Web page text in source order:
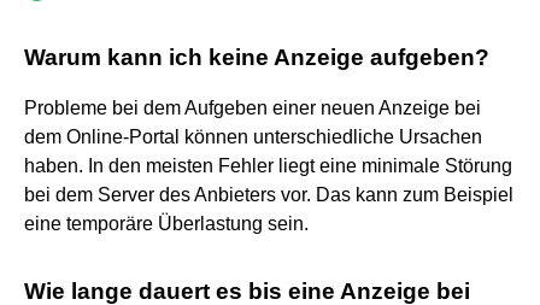
Warum kann ich keine Anzeige aufgeben?
Probleme bei dem Aufgeben einer neuen Anzeige bei
dem Online-Portal können unterschiedliche Ursachen
haben. In den meisten Fehler liegt eine minimale Störung
bei dem Server des Anbieters vor. Das kann zum Beispiel
eine temporäre Überlastung sein.
Wie lange dauert es bis eine Anzeige bei